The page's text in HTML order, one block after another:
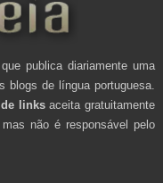
que publica diariamente uma
blogs de língua portuguesa.
linksaceita gratuitamente
, mas não é responsável pelo